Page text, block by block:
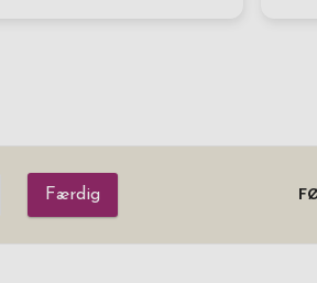
Færdig